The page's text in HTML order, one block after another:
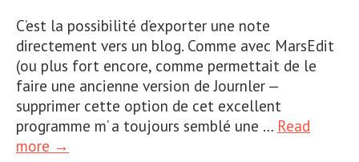
C’est la possibilité d’exporter une note
directement vers un blog. Comme avec MarsEdit
(ou plus fort encore, comme permettait de le
faire une ancienne version de Journler —
supprimer cette option de cet excellent
programme m’ a toujours semblé une … Read
more →